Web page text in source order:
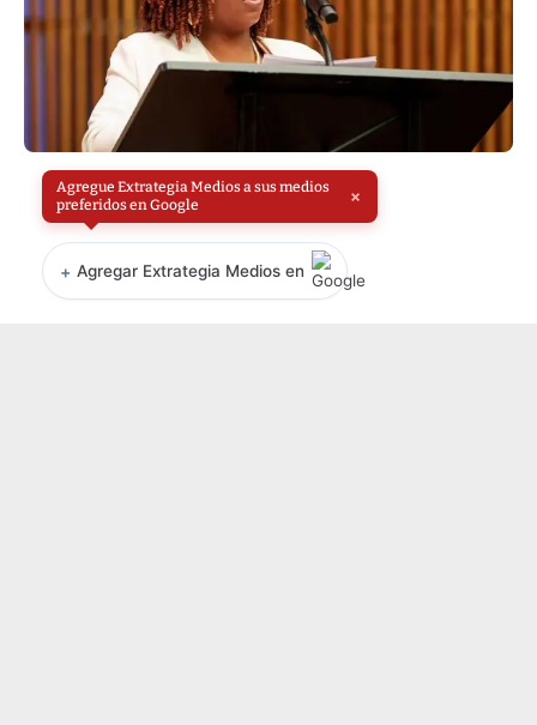
Agregue Extrategia Medios a sus medios
preferidos en Google
×
+ Agregar Extrategia Medios en